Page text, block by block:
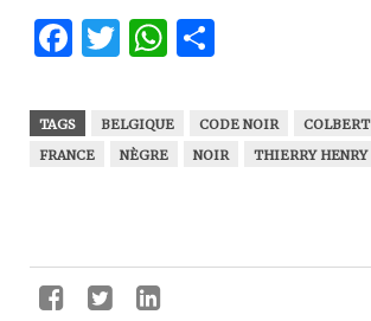
Facebook
Twitter
WhatsApp
TAGS BELGIQUE CODE NOIR COLBERT
FRANCE
NÈGRE NOIR THIERRY HENRY